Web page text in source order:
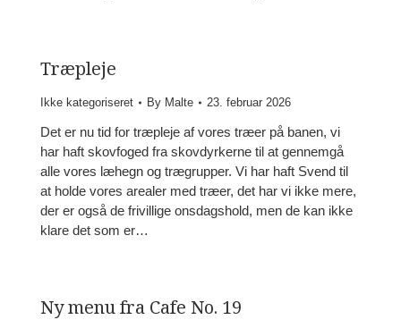
Træpleje
Ikke kategoriseret By Malte 23. februar 2026
Det er nu tid for træpleje af vores træer på banen, vi
har haft skovfoged fra skovdyrkerne til at gennemgå
alle vores læhegn og trægrupper. Vi har haft Svend til
at holde vores arealer med træer, det har vi ikke mere,
der er også de frivillige onsdagshold, men de kan ikke
klare det som er…
Ny menu fra Cafe No. 19